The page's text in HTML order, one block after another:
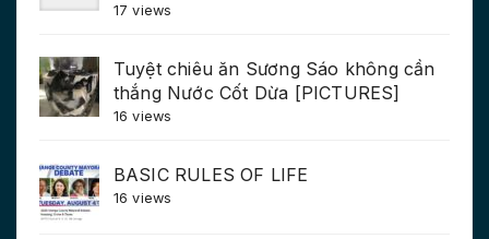
17 views
Tuyệt chiêu ăn Sương Sáo không cần
thắng Nước Cốt Dừa [PICTURES]
16 views
BASIC RULES OF LIFE
16 views